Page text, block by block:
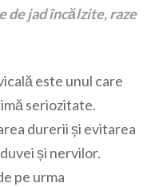
de jad încălzite, raze
este unul care
seriozitate.
durerii și evitarea
și nervilor.
pe urma